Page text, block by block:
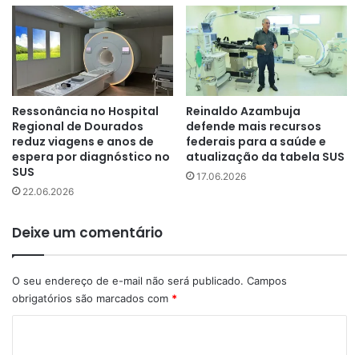
Ressonância no Hospital
Regional de Dourados
reduz viagens e anos de
espera por diagnóstico no
SUS
22.06.2026
Reinaldo Azambuja
defende mais recursos
federais para a saúde e
atualização da tabela SUS
17.06.2026
Deixe um comentário
O seu endereço de e-mail não será publicado. Campos
obrigatórios são marcados com *